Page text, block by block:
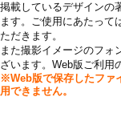
掲載しているデザインの
ます。ご使用にあたって
ただきます。
また撮影イメージのフォ
ざいます。Web版ご利用
※Web版で保存したファ
用できません。